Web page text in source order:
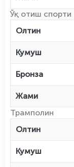
Ўқ отиш спорти
Олтин
Кумуш
Бронза
Жами
Трамполин
Олтин
Кумуш